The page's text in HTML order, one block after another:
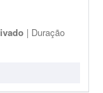
| Duração